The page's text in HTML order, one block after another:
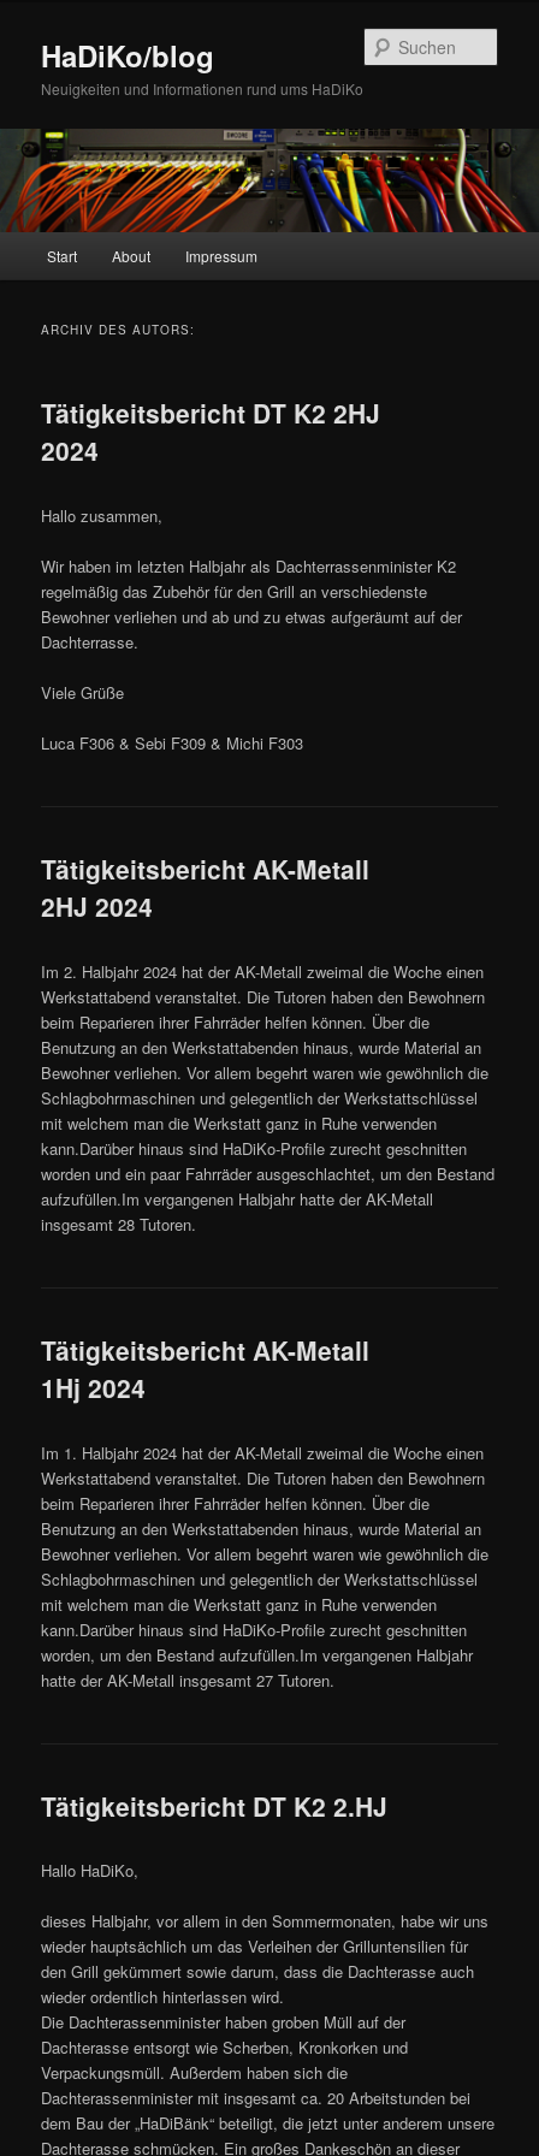
wechseln
wechseln
HaDiKo/blog
Neuigkeiten und Informationen rund ums HaDiKo
Start About Impressum
ARCHIV DES AUTORS:
Tätigkeitsbericht DT K2 2HJ
2024
Hallo zusammen,
Wir haben im letzten Halbjahr als Dachterrassenminister K2
regelmäßig das Zubehör für den Grill an verschiedenste
Bewohner verliehen und ab und zu etwas aufgeräumt auf der
Dachterrasse.
Viele Grüße
Luca F306 & Sebi F309 & Michi F303
Tätigkeitsbericht AK-Metall
2HJ 2024
Im 2. Halbjahr 2024 hat der AK-Metall zweimal die Woche einen
Werkstattabend veranstaltet. Die Tutoren haben den Bewohnern
beim Reparieren ihrer Fahrräder helfen können. Über die
Benutzung an den Werkstattabenden hinaus, wurde Material an
Bewohner verliehen. Vor allem begehrt waren wie gewöhnlich die
Schlagbohrmaschinen und gelegentlich der Werkstattschlüssel
mit welchem man die Werkstatt ganz in Ruhe verwenden
kann.Darüber hinaus sind HaDiKo-Profile zurecht geschnitten
worden und ein paar Fahrräder ausgeschlachtet, um den Bestand
aufzufüllen.Im vergangenen Halbjahr hatte der AK-Metall
insgesamt 28 Tutoren.
Tätigkeitsbericht AK-Metall
1Hj 2024
Im 1. Halbjahr 2024 hat der AK-Metall zweimal die Woche einen
Werkstattabend veranstaltet. Die Tutoren haben den Bewohnern
beim Reparieren ihrer Fahrräder helfen können. Über die
Benutzung an den Werkstattabenden hinaus, wurde Material an
Bewohner verliehen. Vor allem begehrt waren wie gewöhnlich die
Schlagbohrmaschinen und gelegentlich der Werkstattschlüssel
mit welchem man die Werkstatt ganz in Ruhe verwenden
kann.Darüber hinaus sind HaDiKo-Profile zurecht geschnitten
worden, um den Bestand aufzufüllen.Im vergangenen Halbjahr
hatte der AK-Metall insgesamt 27 Tutoren.
Tätigkeitsbericht DT K2 2.HJ
Hallo HaDiKo,
dieses Halbjahr, vor allem in den Sommermonaten, habe wir uns
wieder hauptsächlich um das Verleihen der Grilluntensilien für
den Grill gekümmert sowie darum, dass die Dachterasse auch
wieder ordentlich hinterlassen wird.
Die Dachterassenminister haben groben Müll auf der
Dachterasse entsorgt wie Scherben, Kronkorken und
Verpackungsmüll. Außerdem haben sich die
Dachterassenminister mit insgesamt ca. 20 Arbeitstunden bei
dem Bau der „HaDiBänk“ beteiligt, die jetzt unter anderem unsere
Dachterasse schmücken. Ein großes Dankeschön an dieser